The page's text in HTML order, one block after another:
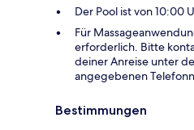
Der Pool ist von 10:00
Für
erforderlich. Bitte
deiner Anreise unter
angegebenen
Bestimmungen